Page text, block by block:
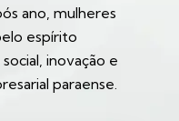
ano, mulheres
espírito
inovação e
paraense.